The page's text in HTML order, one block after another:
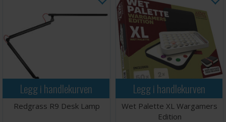
Legg i handlekurven
Redgrass R9 Desk Lamp
Legg i handlekurven
Wet Palette XL Wargamers
Edition